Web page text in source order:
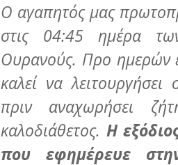
Ο αγαπητός μας
στις 04:45 ημέρα
Ουρανούς. Προ ημερών
καλεί να
πριν αναχωρήσει
καλοδιάθετος. Η
που εφημέρευε